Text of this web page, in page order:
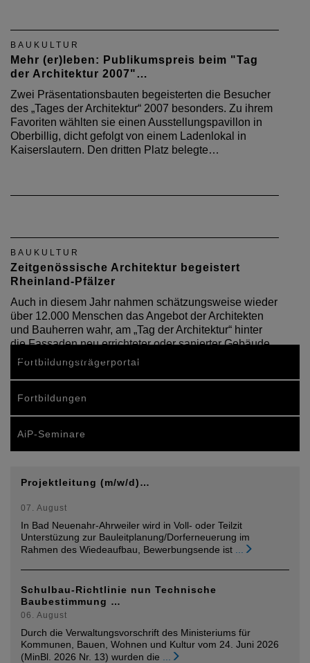
BAUKULTUR
Mehr (er)leben: Publikumspreis beim "Tag
der Architektur 2007"…
Zwei Präsentationsbauten begeisterten die Besucher
des „Tages der Architektur“ 2007 besonders. Zu ihrem
Favoriten wählten sie einen Ausstellungspavillon in
Oberbillig, dicht gefolgt von einem Ladenlokal in
Kaiserslautern. Den dritten Platz belegte…
BAUKULTUR
Zeitgenössische Architektur begeistert
Rheinland-Pfälzer
Auch in diesem Jahr nahmen schätzungsweise wieder
über 12.000 Menschen das Angebot der Architekten
und Bauherren wahr, am „Tag der Architektur“ hinter
die Fassaden neu errichteter oder sanierter Gebäude
zu schauen und sich von der Qualität aktueller…
Fortbildungsträgerportal
Fortbildungen
AiP-Seminare
Projektleitung (m/w/d)…
07. August
In Bad Neuenahr-Ahrweiler wird in Voll- oder Teilzit
Unterstüzung zur Bauleitplanung/Dorferneuerung im
Rahmen des Wiedeaufbau, Bewerbungsende ist
Schulbau-Richtlinie nun Technische
Baubestimmung …
06. August
Durch die Verwaltungsvorschrift des Ministeriums für
Kommunen, Bauen, Wohnen und Kultur vom 24. Juni 2026
(MinBl. 2026 Nr. 13) wurden die